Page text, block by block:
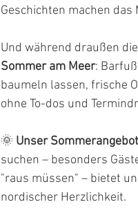
Geschichten machen das
Und während draußen
Sommer am Meer:
baumeln lassen, frische
ohne To-dos und
🌞 Unser
suchen – besonders
"raus müssen" – bietet
nordischer Herzlichkeit.